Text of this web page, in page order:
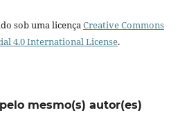
sob uma licençaCreative Commons
4.0 International License.
mesmo(s) autor(es)